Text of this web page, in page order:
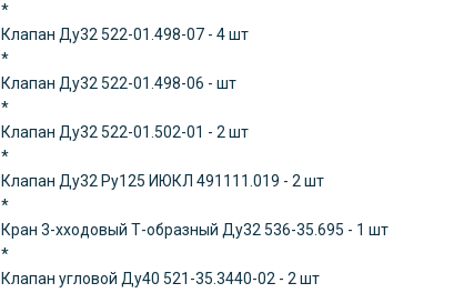
*
Клапан Ду32 522-01.498-07 - 4 шт
*
Клапан Ду32 522-01.498-06 - шт
*
Клапан Ду32 522-01.502-01 - 2 шт
*
Клапан Ду32 Ру125 ИЮКЛ 491111.019 - 2 шт
*
Кран 3-хходовый Т-образный Ду32 536-35.695 - 1 шт
*
Клапан угловой Ду40 521-35.3440-02 - 2 шт